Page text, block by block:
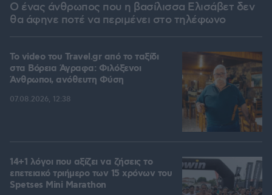
Ο ένας άνθρωπος που η βασίλισσα Ελισάβετ δεν
θα άφηνε ποτέ να περιμένει στο τηλέφωνο
To video του Travel.gr από το ταξίδι
στα Βόρεια Άγραφα: Φιλόξενοι
Άνθρωποι, ανόθευτη Φύση
07.08.2026, 12:38
14+1 λόγοι που αξίζει να ζήσεις το
επετειακό τριήμερο των 15 χρόνων του
Spetses Mini Marathon